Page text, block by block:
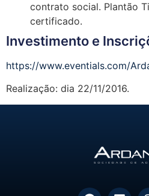
contrato social. Plantão
certificado.
Investimento e
https://www.eventials.com/
Realização: dia 22/11/2016.